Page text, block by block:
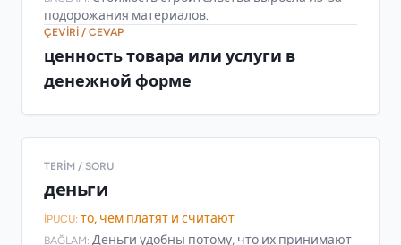
подорожания материалов.
ÇEVIRI / CEVAP
ценность товара или услуги в
денежной форме
TERIM / SORU
деньги
İPUCU: то, чем платят и считают
BAĞLAM: Деньги удобны потому, что их принимают